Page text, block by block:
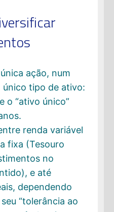
ação, num
único tipo de ativo:
o “ativo único”
renda variável
fixa (Tesouro
no
e até
dependendo
“tolerância ao